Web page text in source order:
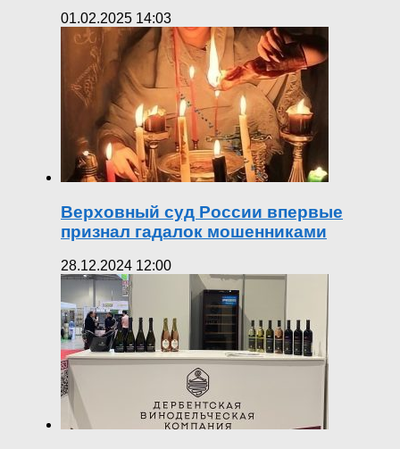
01.02.2025 14:03
Верховный суд России впервые
признал гадалок мошенниками
28.12.2024 12:00